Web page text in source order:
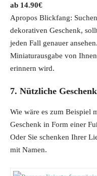
14.90€
Apropos Blickfang:
dekorativen Geschenk,
jeden Fall genauer
Miniaturausgabe von
erinnern wird.
7. Nützliche
Wie wäre es zum Beispiel
Geschenk in Form einer
Oder Sie schenken Ihrer
mit Namen.